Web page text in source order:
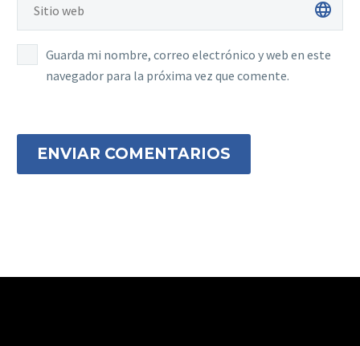
Guarda mi nombre, correo electrónico y web en este
navegador para la próxima vez que comente.
ENVIAR COMENTARIOS